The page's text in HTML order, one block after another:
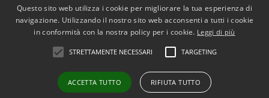
Accessibilità
Mappa del sito
Copyright © 2026 • Comune di
Powered byMunicipium
Accesso redazione
Questo sito web utilizza i cookie per migliorare la tua esperienza di
navigazione. Utilizzando il nostro sito web acconsenti a tutti i cookie
in conformità con la nostra policy per i cookie. Leggi di più
STRETTAMENTE NECESSARI TARGETING
ACCETTA TUTTO RIFIUTA TUTTO